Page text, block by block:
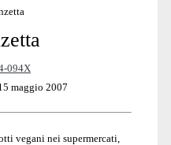
094X
maggio 2007
vegani nei supermercati,